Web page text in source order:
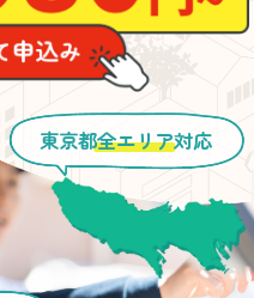
東京都全エリア対応